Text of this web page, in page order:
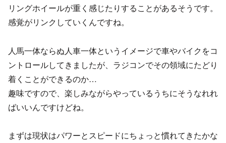
リングホイールが重く感じたりすることがあるそうです。
感覚がリンクしていくんですね。
人馬一体ならぬ人車一体というイメージで車やバイクをコ
ントロールしてきましたが、ラジコンでその領域にたどり
着くことができるのか…
趣味ですので、楽しみながらやっているうちにそうなれれ
ばいいんですけどね。
まずは現状はパワーとスピードにちょっと慣れてきたかな